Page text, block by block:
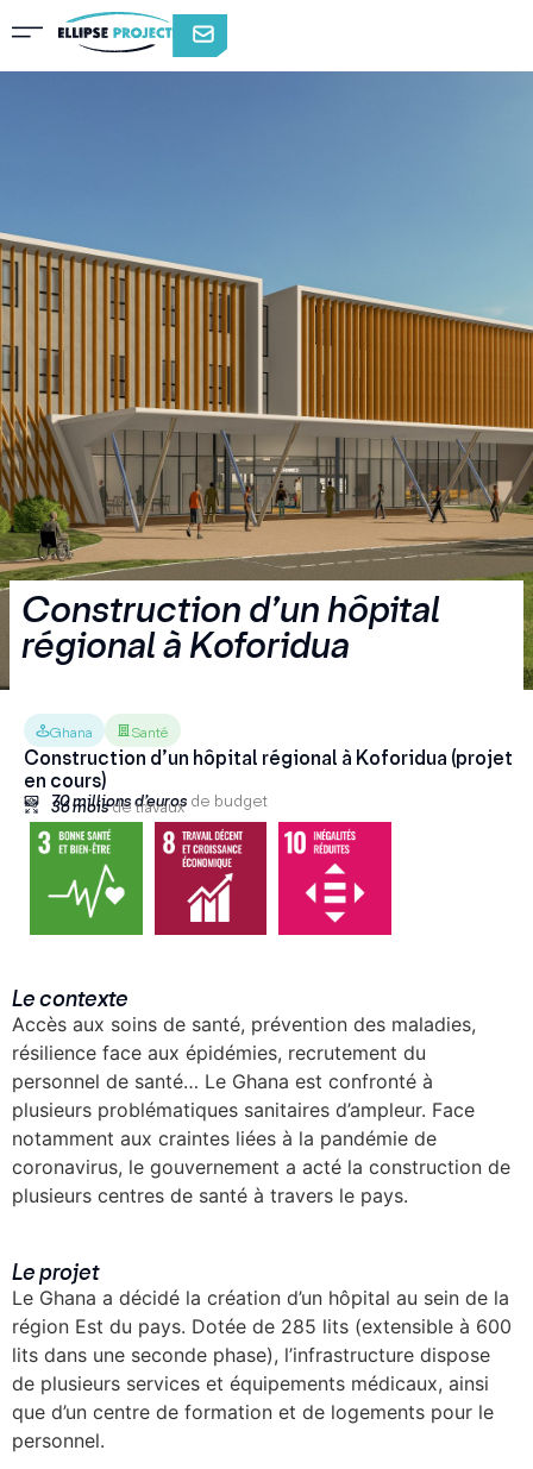
Construction d’un hôpital
régional à Koforidua
Ghana Santé
Construction d’un hôpital régional à Koforidua (projet
en cours)
70 millions d’euros de budget
36 moisde travaux
Le contexte
Accès aux soins de santé, prévention des maladies,
résilience face aux épidémies, recrutement du
personnel de santé… Le Ghana est confronté à
plusieurs problématiques sanitaires d’ampleur. Face
notamment aux craintes liées à la pandémie de
coronavirus, le gouvernement a acté la construction de
plusieurs centres de santé à travers le pays.
Le projet
Le Ghana a décidé la création d’un hôpital au sein de la
région Est du pays. Dotée de 285 lits (extensible à 600
lits dans une seconde phase), l’infrastructure dispose
de plusieurs services et équipements médicaux, ainsi
que d’un centre de formation et de logements pour le
personnel.